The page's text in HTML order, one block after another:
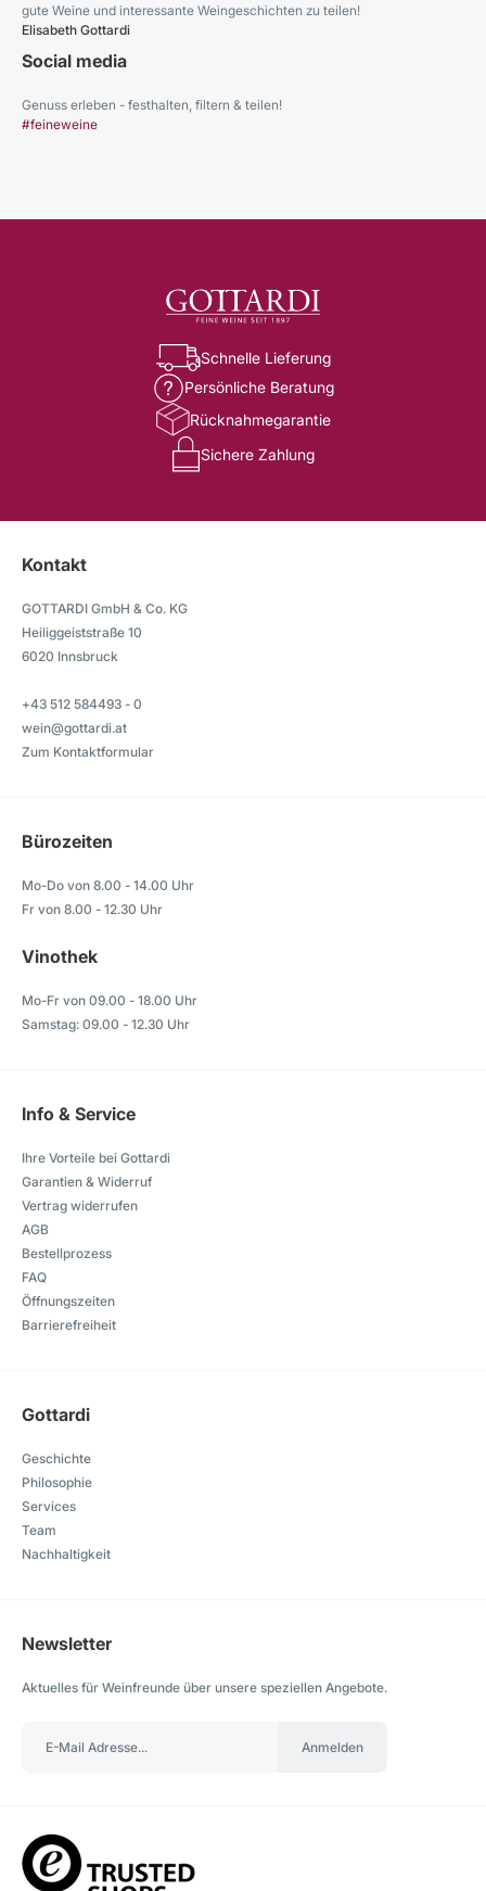
gute Weine und interessante Weingeschichten zu teilen!
Elisabeth Gottardi
Social media
Genuss erleben - festhalten, filtern & teilen!
#feineweine
Schnelle Lieferung
Persönliche Beratung
Rücknahmegarantie
Sichere Zahlung
Kontakt
GOTTARDI GmbH & Co. KG
Heiliggeiststraße 10
6020 Innsbruck
+43 512 584493 - 0
wein@gottardi.at
Zum Kontaktformular
Bürozeiten
Mo-Do von 8.00 - 14.00 Uhr
Fr von 8.00 - 12.30 Uhr
Vinothek
Mo-Fr von 09.00 - 18.00 Uhr
Samstag: 09.00 - 12.30 Uhr
Info & Service
Ihre Vorteile bei Gottardi
Garantien & Widerruf
Vertrag widerrufen
AGB
Bestellprozess
FAQ
Öffnungszeiten
Barrierefreiheit
Gottardi
Geschichte
Philosophie
Services
Team
Nachhaltigkeit
Newsletter
Aktuelles für Weinfreunde über unsere speziellen Angebote.
Anmelden